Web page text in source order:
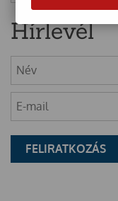
Hírlevél